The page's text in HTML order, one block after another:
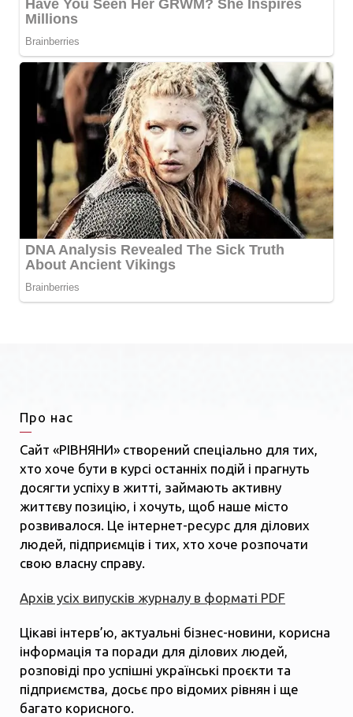
Про нас
Сайт «РІВНЯНИ» створений спеціально для тих,
хто хоче бути в курсі останніх подій і прагнуть
досягти успіху в житті, займають активну
життєву позицію, і хочуть, щоб наше місто
розвивалося. Це інтернет-ресурс для ділових
людей, підприємців і тих, хто хоче розпочати
свою власну справу.
Архів усіх випусків журналу в форматі PDF
Цікаві інтерв’ю, актуальні бізнес-новини, корисна
інформація та поради для ділових людей,
розповіді про успішні українські проєкти та
підприємства, досьє про відомих рівнян і ще
багато корисного.